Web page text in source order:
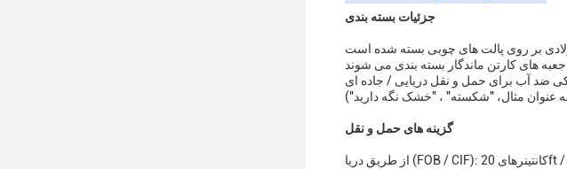
جزئیات بسته بندی
گزینه های حمل و نقل